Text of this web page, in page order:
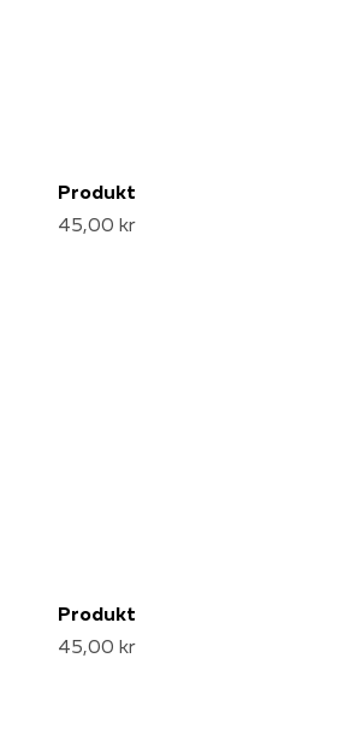
Produkt
45,00 kr
Produkt
45,00 kr